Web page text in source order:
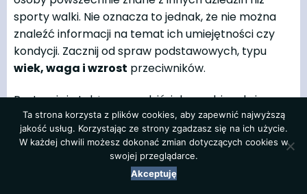
sporty walki. Nie oznacza to jednak, że nie można
znaleźć informacji na temat ich umiejętności czy
kondycji. Zacznij od spraw podstawowych, typu
wiek, waga i wzrost przeciwników.
Postaraj się także sprawdzić, jak przebiegały i
kończyły się ichpoprzednie występy(jeśli takowe
w ogóle były), jak prezentuje się ichobecna
kondycja fizyczna, jakie są ichumiejętności
walki i przygotowanie. Na pewno warto śledzić
ich aktywność w mediach społecznościowych,
Ta strona korzysta z plików cookies, aby zapewnić najwyższą
jakość usług. Korzystając ze strony zgadzasz się na ich użycie.
W każdej chwili możesz dokonać zmian dotyczących cookies w
swojej przeglądarce.
Akceptuję